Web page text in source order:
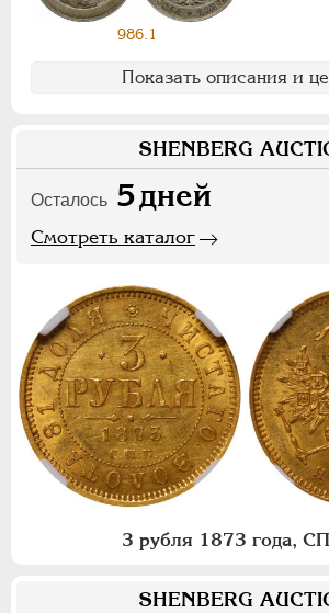
986.1
Показать описания и
SHENBERG
Осталось 5дней
Смотреть каталог
3 рубля 1873 года,
SHENBERG
Х Э
НИКОЛАЙ II 1894-1917
СЕРИИ МЕДАЛЕЙ 1600-1881